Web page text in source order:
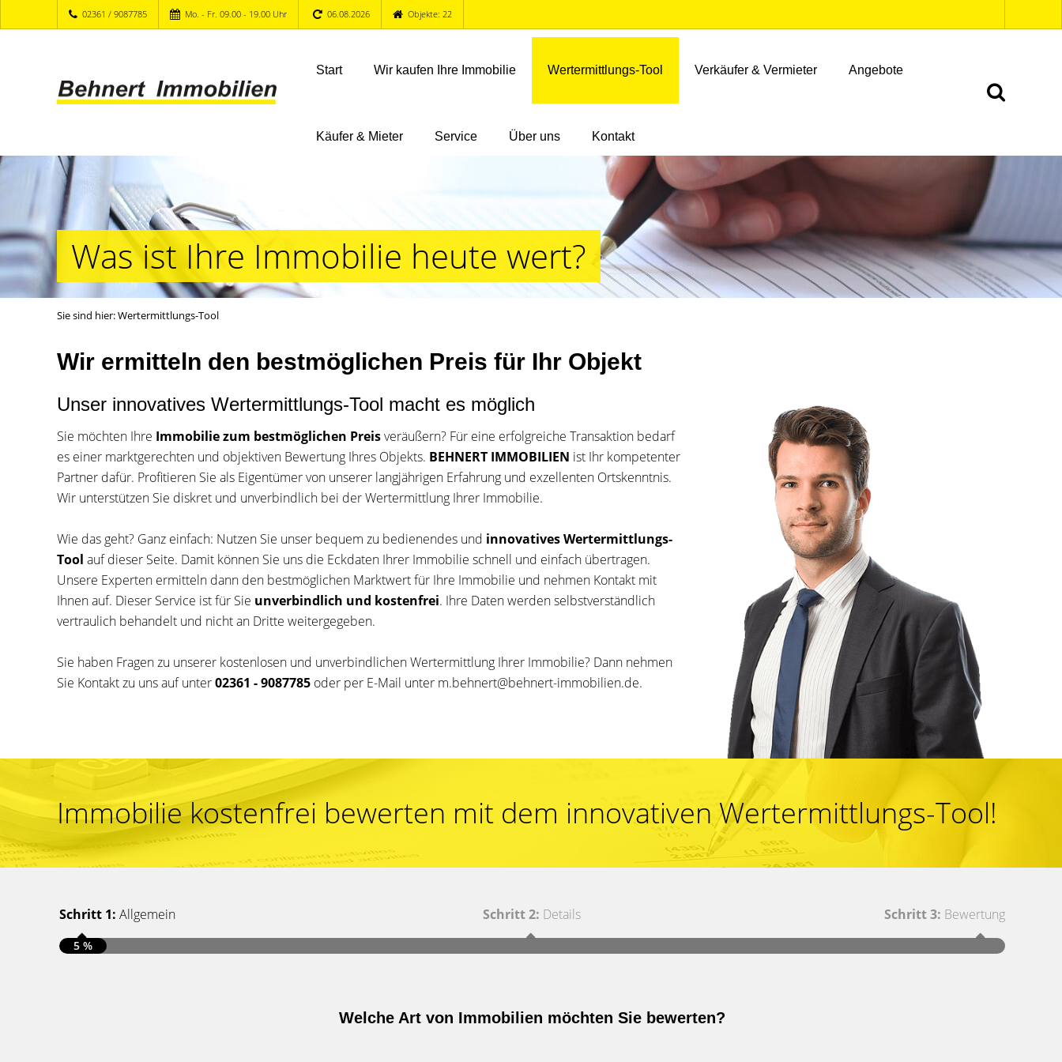
02361 / 9087785 Mo. - Fr. 09.00 - 19.00 Uhr 06.08.2026 Objekte: 22
Start Wir kaufen Ihre Immobilie Wertermittlungs-Tool Verkäufer & Vermieter Angebote
Käufer & Mieter Service Über uns Kontakt
Was ist Ihre Immobilie heute wert?
Sie sind hier:Wertermittlungs-Tool
Wir ermitteln den bestmöglichen Preis für Ihr Objekt
Unser innovatives Wertermittlungs-Tool macht es möglich
Sie möchten Ihre Immobilie zum bestmöglichen Preisveräußern? Für eine erfolgreiche Transaktion bedarf
es einer marktgerechten und objektiven Bewertung Ihres Objekts. BEHNERT IMMOBILIEN ist Ihr kompetenter
Partner dafür. Profitieren Sie als Eigentümer von unserer langjährigen Erfahrung und exzellenten Ortskenntnis.
Wir unterstützen Sie diskret und unverbindlich bei der Wertermittlung Ihrer Immobilie.
Wie das geht? Ganz einfach: Nutzen Sie unser bequem zu bedienendes und innovatives Wertermittlungs-
Tool auf dieser Seite. Damit können Sie uns die Eckdaten Ihrer Immobilie schnell und einfach übertragen.
Unsere Experten ermitteln dann den bestmöglichen Marktwert für Ihre Immobilie und nehmen Kontakt mit
Ihnen auf. Dieser Service ist für Sie unverbindlich und kostenfrei. Ihre Daten werden selbstverständlich
vertraulich behandelt und nicht an Dritte weitergegeben.
Sie haben Fragen zu unserer kostenlosen und unverbindlichen Wertermittlung Ihrer Immobilie? Dann nehmen
Sie Kontakt zu uns auf unter02361 - 9087785 oder per E-Mail unter m.behnert@behnert-immobilien.de.
Immobilie kostenfrei bewerten mit dem innovativen Wertermittlungs-Tool!
Schritt 1: Allgemein Schritt 2: Details Schritt 3: Bewertung
5 %
Welche Art von Immobilien möchten Sie bewerten?